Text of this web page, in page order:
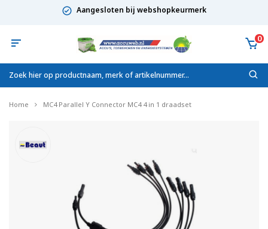
Aangesloten bij webshopkeurmerk
0
Home MC4 Parallel Y Connector MC4 4 in 1 draadset